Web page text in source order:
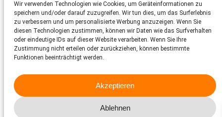
Wir verwenden Technologien wie Cookies, um Geräteinformationen zu
speichern und/oder darauf zuzugreifen. Wir tun dies, um das Surferlebnis
zu verbessern und um personalisierte Werbung anzuzeigen. Wenn Sie
diesen Technologien zustimmen, können wir Daten wie das Surfverhalten
oder eindeutige IDs auf dieser Website verarbeiten. Wenn Sie Ihre
Zustimmung nicht erteilen oder zurückziehen, können bestimmte
Funktionen beeinträchtigt werden.
Akzeptieren
Ablehnen
Tiere brauchen Hilfe – auch Ihre.
Unterstützen Sie die Arbeit des
Schweizer Tierschutz STS.
Jetzt spenden
Schweizer Tierschutz STS
CH-4053 Basel
sts@tierschutz.com